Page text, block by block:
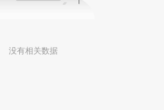
没有相关数据